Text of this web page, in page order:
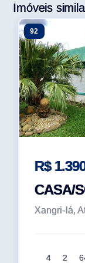
Imóveis
92
R$
CASA/
Xangri-lá,
4 2